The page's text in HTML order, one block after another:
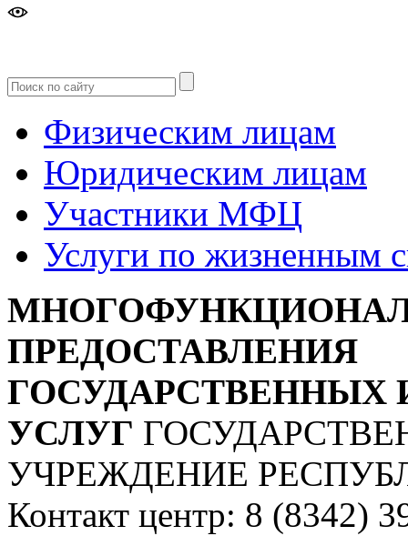
Физическим лицам
Юридическим лицам
Участники МФЦ
Услуги по жизненным
ПРЕДОСТАВЛЕНИЯ
УСЛУГ
УЧРЕЖДЕНИЕ
Контакт центр: 8 (8342)